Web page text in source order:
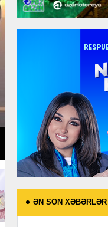
ƏN SON XƏBƏRLƏR